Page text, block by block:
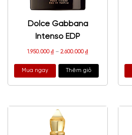
Dolce Gabbana
Intenso EDP
1.950.000₫ – 2.600.000₫
Mua ngay Thêm giỏ